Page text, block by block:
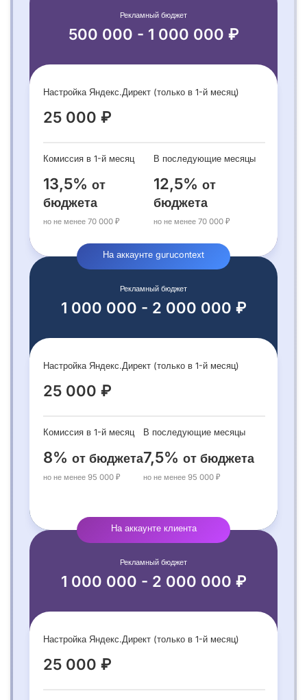
Рекламный бюджет
500 000 - 1 000 000 ₽
Настройка Яндекс.Директ (только в 1-й месяц)
25 000 ₽
Комиссия в 1-й месяц
13,5% от
бюджета
но не менее 70 000 ₽
В последующие месяцы
12,5% от
бюджета
но не менее 70 000 ₽
На аккаунте gurucontext
Рекламный бюджет
1 000 000 - 2 000 000 ₽
Настройка Яндекс.Директ (только в 1-й месяц)
25 000 ₽
Комиссия в 1-й месяц
8% от бюджета
но не менее 95 000 ₽
В последующие месяцы
7,5% от бюджета
но не менее 95 000 ₽
На аккаунте клиента
Рекламный бюджет
1 000 000 - 2 000 000 ₽
Настройка Яндекс.Директ (только в 1-й месяц)
25 000 ₽